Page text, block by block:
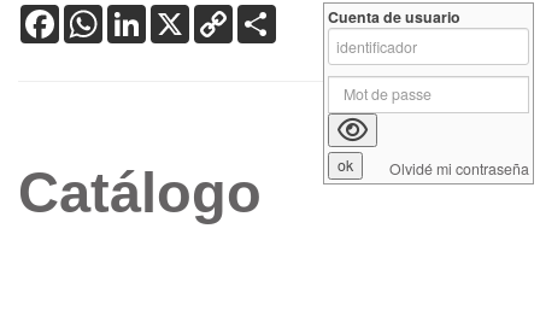
FacebookWhatsApp
LinkedIn
X Copy
Link
Catálogo
Cuenta de usuario
Olvidé mi contraseña